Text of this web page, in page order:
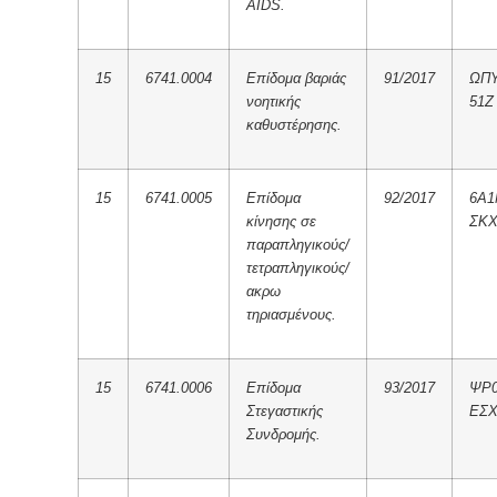
AIDS.
15 6741.0004
Επίδομα βαριάς
νοητικής
καθυστέρησης.
91/2017
51Ζ
15 6741.0005
Επίδομα
κίνησης σε
παραπληγικούς/
τετραπληγικούς/
ακρω
τηριασμένους.
92/2017
ΣΚΧ
15 6741.0006
Επίδομα
Στεγαστικής
Συνδρομής.
93/2017
ΕΣΧ